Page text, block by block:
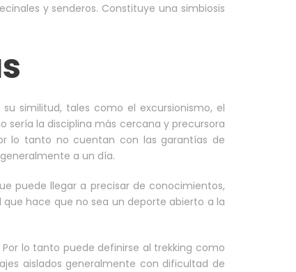
y senderos. Constituye una simbiosis
similitud, tales como el excursionismo, el
sería la disciplina más cercana y precursora
lo tanto no cuentan con las garantías de
a un día.
puede llegar a precisar de conocimientos,
hace que no sea un deporte abierto a la
lo tanto puede definirse al trekking como
aislados generalmente con dificultad de